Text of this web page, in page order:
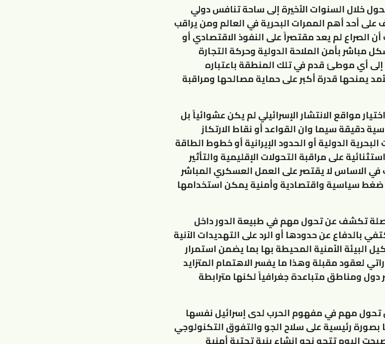
خلال السنوات الأخيرة إلى ساحة تنافس دولي
أحد أهم الممرات البحرية في العالم ومن يراقب
الصراع لم يعد مقتصراً على النفوذ الاقتصادي أو
مباشر بأمن الملاحة الدولية وحركة التجارة
إلى أي موطئ قدم في تلك المنطقة باعتباره
يمنحها قدرة أكبر على حماية مصالحها ومراقبة
مواقع الانتشار الإسرائيلي لم يكن عشوائياً بل
دقيقة سيما وان القواعد أو نقاط الارتكاز
الدولية أو الحدود الإيرانية أو خطوط الطاقة
على مراقبة التحولات الإقليمية والتأثير
الاساس لا يقتصر على العمل العسكري المباشر
ضغط سياسية واقتصادية وأمنية يمكن استخدامها
تكشف عن تحول مهم في طبيعة الدور داخل
بالدفاع عن حدودها أو الرد على التهديدات الآنية
البيئة الأمنية المحيطة بها بما يضمن استمرار
لعقود مقبلة وهذا ما يفسر الاهتمام المتزايد
ومناطق متباعدة جغرافياً لكنها مترابطة
مهم في مفهوم الحرب لدى إسرائيل نفسها
رئيسية على سلاح الجو والتفوق التكنولوجي
اليوم تتجه نحو انشاء بنية تحتية أمنية